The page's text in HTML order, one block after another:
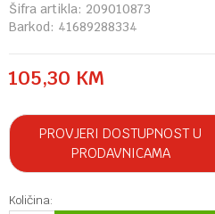
Šifra artikla: 209010873
Barkod: 41689288334
105,30 KM
PROVJERI DOSTUPNOST U
PRODAVNICAMA
Količina: